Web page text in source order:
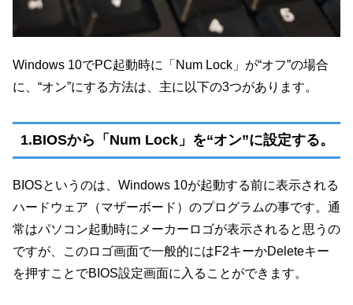
Windows 10でPC起動時に「Num Lock」が“オフ”の場合
に、“オン”にする方法は、主に以下の3つがあります。
1.BIOSから「Num Lock」を“オン”に設定する。
BIOSというのは、Windows 10が起動する前に表示される
ハードウェア（マザーボード）のプログラムの事です。通
常はパソコン起動時にメーカーロゴが表示されると思うの
ですが、このロゴ画面で一般的にはF2キーかDeleteキー
を押すことでBIOS設定画面に入ることができます。